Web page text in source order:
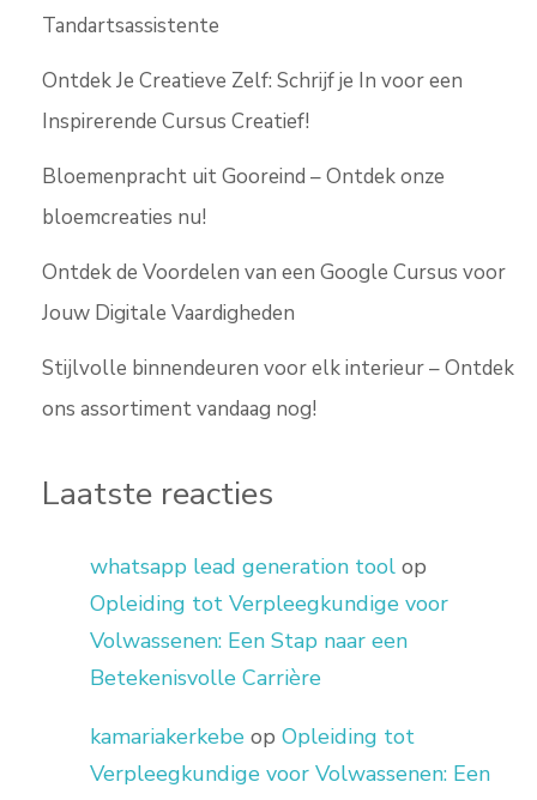
Tandartsassistente
Ontdek Je Creatieve Zelf: Schrijf je In voor een
Inspirerende Cursus Creatief!
Bloemenpracht uit Gooreind – Ontdek onze
bloemcreaties nu!
Ontdek de Voordelen van een Google Cursus voor
Jouw Digitale Vaardigheden
Stijlvolle binnendeuren voor elk interieur – Ontdek
ons assortiment vandaag nog!
Laatste reacties
whatsapp lead generation tool op
Opleiding tot Verpleegkundige voor
Volwassenen: Een Stap naar een
Betekenisvolle Carrière
kamariakerkebe op Opleiding tot
Verpleegkundige voor Volwassenen: Een